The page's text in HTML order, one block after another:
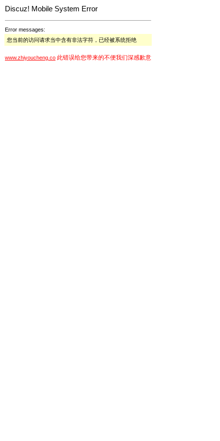
Discuz! Mobile System Error
Error messages:
您当前的访问请求当中含有非法字符，已经被系统拒绝
www.zhiyoucheng.co 此错误给您带来的不便我们深感歉意